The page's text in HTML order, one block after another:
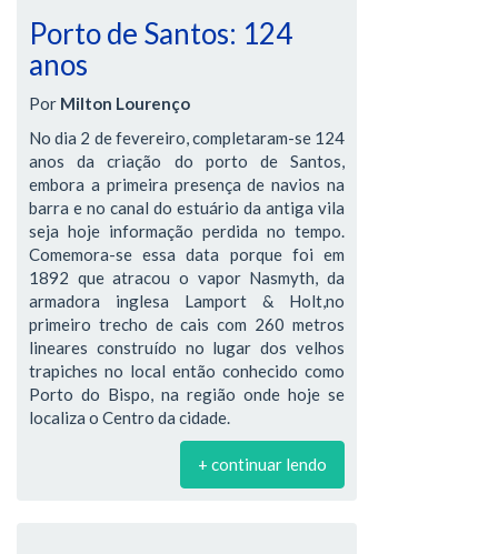
Porto de Santos: 124
anos
Por Milton Lourenço
No dia 2 de fevereiro, completaram-se 124
anos da criação do porto de Santos,
embora a primeira presença de navios na
barra e no canal do estuário da antiga vila
seja hoje informação perdida no tempo.
Comemora-se essa data porque foi em
1892 que atracou o vapor Nasmyth, da
armadora inglesa Lamport & Holt,no
primeiro trecho de cais com 260 metros
lineares construído no lugar dos velhos
trapiches no local então conhecido como
Porto do Bispo, na região onde hoje se
localiza o Centro da cidade.
+ continuar lendo